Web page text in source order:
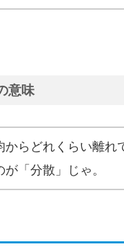
意味
からどれくらい離れ
「分散」じゃ。